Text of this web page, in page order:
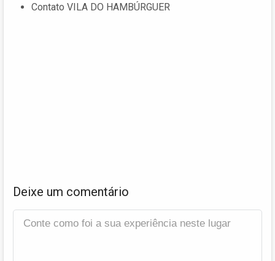
Contato VILA DO HAMBÚRGUER
Deixe um comentário